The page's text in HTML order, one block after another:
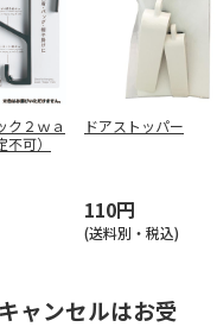
ク２ｗａ
可）
ドアストッパー
110円
(送料別・税込)
ャンセルはお受